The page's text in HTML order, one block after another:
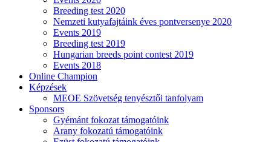
Breeding test 2020
Nemzeti kutyafajtáink éves pontversenye 2020
Events 2019
Breeding test 2019
Hungarian breeds point contest 2019
Events 2018
Online Champion
Képzések
MEOE Szövetség tenyésztői tanfolyam
Sponsors
Gyémánt fokozat támogatóink
Arany fokozatú támogatóink